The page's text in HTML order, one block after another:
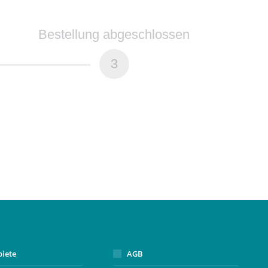
Bestellung abgeschlossen
3
AGB